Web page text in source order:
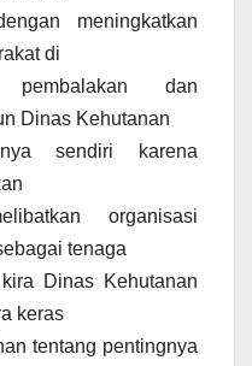
meningkatkan
di
pembalakan dan
Dinas Kehutanan
sendiri karena
organisasi
tenaga
Dinas Kehutanan
keras
tentang pentingnya